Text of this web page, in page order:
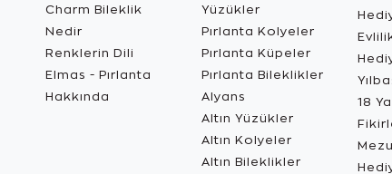
Charm Bileklik
Nedir
Renklerin Dili
Elmas - Pırlanta
Hakkında
Yüzükler
Pırlanta Kolyeler
Pırlanta Küpeler
Pırlanta Bileklikler
Alyans
Altın Yüzükler
Altın Kolyeler
Altın Bileklikler
18